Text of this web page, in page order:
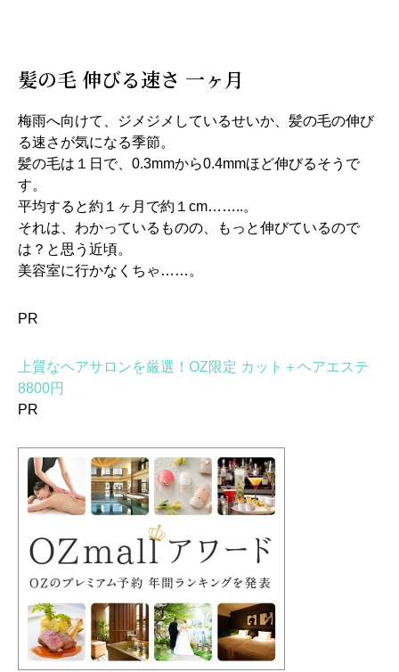
髪の毛 伸びる速さ 一ヶ月
梅雨へ向けて、ジメジメしているせいか、髪の毛の伸び
る速さが気になる季節。
髪の毛は１日で、0.3mmから0.4mmほど伸びるそうで
す。
平均すると約１ヶ月で約１cm……..。
それは、わかっているものの、もっと伸びているので
は？と思う近頃。
美容室に行かなくちゃ……。
PR
上質なヘアサロンを厳選！OZ限定 カット＋ヘアエステ
8800円
PR